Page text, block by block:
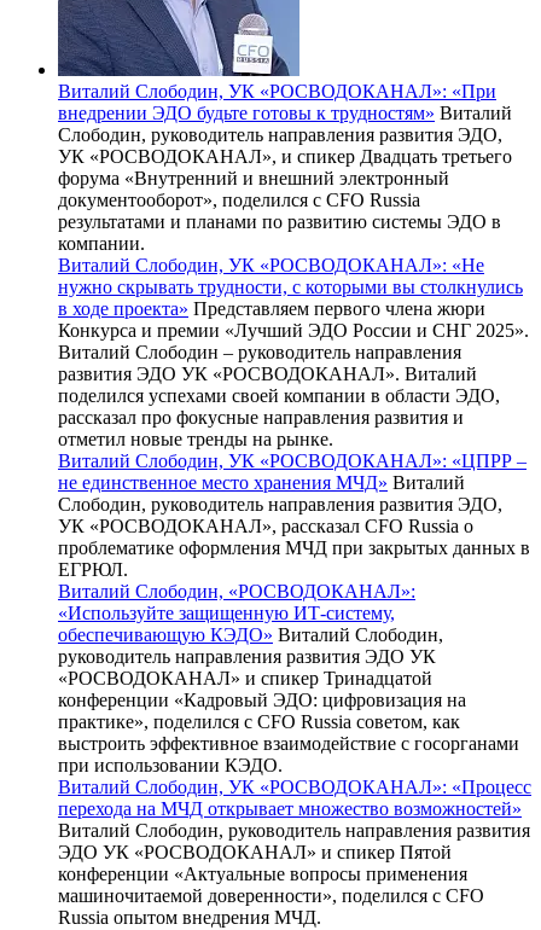
Виталий Слободин, УК «РОСВОДОКАНАЛ»: «При
внедрении ЭДО будьте готовы к трудностям» Виталий
Слободин, руководитель направления развития ЭДО,
УК «РОСВОДОКАНАЛ», и спикер Двадцать третьего
форума «Внутренний и внешний электронный
документооборот», поделился с CFO Russia
результатами и планами по развитию системы ЭДО в
компании.
Виталий Слободин, УК «РОСВОДОКАНАЛ»: «Не
нужно скрывать трудности, с которыми вы столкнулись
в ходе проекта» Представляем первого члена жюри
Конкурса и премии «Лучший ЭДО России и СНГ 2025».
Виталий Слободин – руководитель направления
развития ЭДО УК «РОСВОДОКАНАЛ». Виталий
поделился успехами своей компании в области ЭДО,
рассказал про фокусные направления развития и
отметил новые тренды на рынке.
Виталий Слободин, УК «РОСВОДОКАНАЛ»: «ЦПРР –
не единственное место хранения МЧД» Виталий
Слободин, руководитель направления развития ЭДО,
УК «РОСВОДОКАНАЛ», рассказал CFO Russia о
проблематике оформления МЧД при закрытых данных в
ЕГРЮЛ.
Виталий Слободин, «РОСВОДОКАНАЛ»:
«Используйте защищенную ИТ-систему,
обеспечивающую КЭДО» Виталий Слободин,
руководитель направления развития ЭДО УК
«РОСВОДОКАНАЛ» и спикер Тринадцатой
конференции «Кадровый ЭДО: цифровизация на
практике», поделился с CFO Russia советом, как
выстроить эффективное взаимодействие с госорганами
при использовании КЭДО.
Виталий Слободин, УК «РОСВОДОКАНАЛ»: «Процесс
перехода на МЧД открывает множество возможностей»
Виталий Слободин, руководитель направления развития
ЭДО УК «РОСВОДОКАНАЛ» и спикер Пятой
конференции «Актуальные вопросы применения
машиночитаемой доверенности», поделился с CFO
Russia опытом внедрения МЧД.